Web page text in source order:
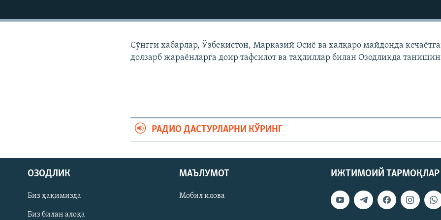
На русском
ИЖТИМОИЙ ТАРМОҚЛАР
Сўнгги хабарлар, Ўзбекистон, Марказий Осиë ва халқаро майдонда
долзарб жараëнларга доир тафсилот ва таҳлиллар билан Озодликда
РАДИО ДАСТУРЛАРНИ КЎРИНГ
ИЖТИМОИЙ ТАРМОҚЛАР
ОЗОДЛИК
Биз ҳақимизда
Биз билан алоқа
МАЪЛУМОТ
Мобил илова